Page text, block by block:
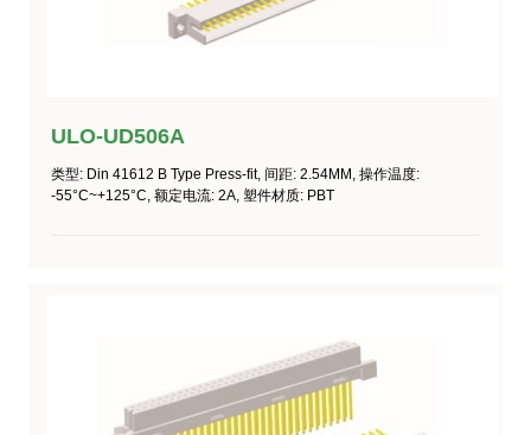
ULO-UD506A
类型: Din 41612 B Type Press-fit, 间距: 2.54MM, 操作温度:
-55°C~+125°C, 额定电流: 2A, 塑件材质: PBT